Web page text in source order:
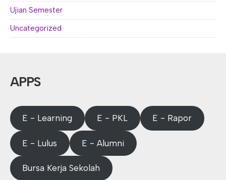
Ujian Semester
Uncategorized
APPS
E - Learning E - PKL E - Rapor
E - Lulus E - Alumni
Bursa Kerja Sekolah